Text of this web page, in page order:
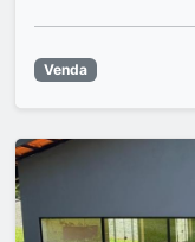
Venda